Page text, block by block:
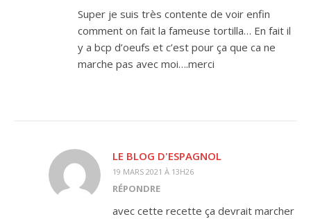
Super je suis très contente de voir enfin
comment on fait la fameuse tortilla… En fait il
y a bcp d’oeufs et c’est pour ça que ca ne
marche pas avec moi….merci
LE BLOG D'ESPAGNOL
19 MARS 2021 À 13H26
RÉPONDRE
avec cette recette ça devrait marcher